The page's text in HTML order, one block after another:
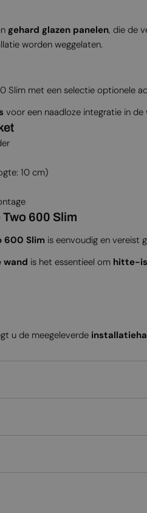
gehard glazen panelen, die de
worden weggelaten.
Slim met een selectie optionele
voor een naadloze integratie in de
10 cm)
600 Slim
600 Slimis eenvoudig en vereist
wand is het essentieel om hitte-
u de meegeleverde